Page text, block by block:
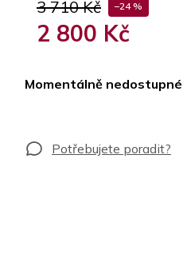
3 710 Kč –24 %
2 800 Kč
Momentálně nedostupné